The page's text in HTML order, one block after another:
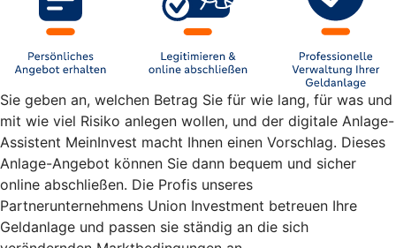
Sie geben an, welchen Betrag Sie für wie lang, für was und
mit wie viel Risiko anlegen wollen, und der digitale Anlage-
Assistent MeinInvest macht Ihnen einen Vorschlag. Dieses
Anlage-Angebot können Sie dann bequem und sicher
online abschließen. Die Profis unseres
Partnerunternehmens Union Investment betreuen Ihre
Geldanlage und passen sie ständig an die sich